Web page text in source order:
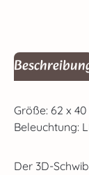
Größe: 62 x
Beleuchtung:
Der 3D-